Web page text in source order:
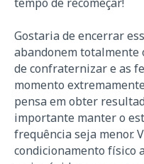
Gostaria de encerrar
abandonem totalmente
de confraternizar e as
momento
pensa em obter
importante manter o
frequência seja menor.
condicionamento físico